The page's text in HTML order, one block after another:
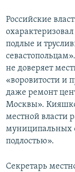
Российские
подлые и
не доверяет
«воровитости и
даже ремонт
Москвы».
местной власти
муниципальных
подлостью».
Секретарь